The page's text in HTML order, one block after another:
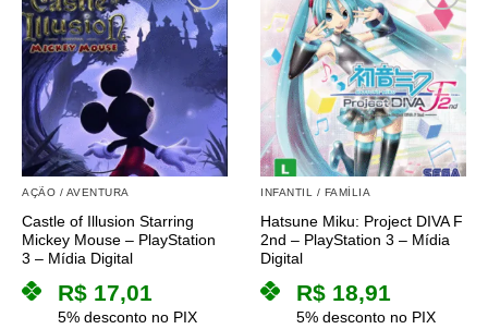
AÇÃO / AVENTURA
Castle of Illusion Starring
Mickey Mouse – PlayStation
3 – Mídia Digital
R$ 17,01
5% desconto no PIX
INFANTIL / FAMÍLIA
Hatsune Miku: Project DIVA F
2nd – PlayStation 3 – Mídia
Digital
R$ 18,91
5% desconto no PIX